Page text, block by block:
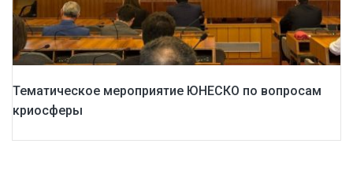
Тематическое мероприятие ЮНЕСКО по вопросам
криосферы